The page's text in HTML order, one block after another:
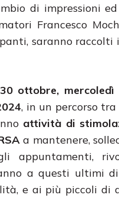
di impressioni
Francesco
saranno
ottobre, mercoledì
, in un percorso tra
attività di
a mantenere,
appuntamenti,
a questi ultimi
e ai più piccoli di